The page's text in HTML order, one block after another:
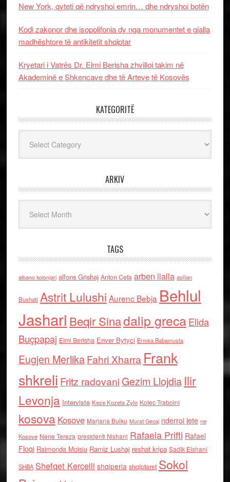
New York, qyteti që ndryshoi emrin… dhe ndryshoi botën
Kodi zakonor dhe isopolifonia dy nga monumentet e gjalla
madhështore të antikitetit shqiptar
Kryetari i Vatrës Dr. Elmi Berisha zhvilloi takim në
Akademinë e Shkencave dhe të Arteve të Kosovës
KATEGORITË
ARKIV
TAGS
albano kolonjari alfons Grishaj Anton Cefa arben llalla asllan
Bushati Astrit Lulushi Aurenc Bebja Behlul
Jashari Beqir Sinadalip grecaElida
Buçpapaj Elmi Berisha Enver Bytyci Ermira Babamusta
Eugjen MerlikaFahri Xharra Frank
shkreli Fritz radovaniGezim Llojdia Ilir
Levonja Interviste Keze Kozeta Zylo Kolec Traboini
kosova Kosove Marjana Bulku Murat Gecaj nderroi jete ne
Kosove Nene Tereza presidenti Nishani Rafaela Prifti Rafael
Floqi Raimonda Moisiu Ramiz Lushaj reshat kripa Sadik Elshani
SHBA Shefqet Kercelli shqiperia shqiptaret Sokol